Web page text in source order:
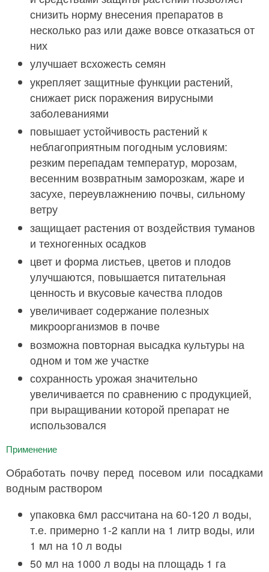
снизить норму внесения препаратов в
несколько раз или даже вовсе отказаться от
них
улучшает всхожесть семян
укрепляет защитные функции растений,
снижает риск поражения вирусными
заболеваниями
повышает устойчивость растений к
неблагоприятным погодным условиям:
резким перепадам температур, морозам,
весенним возвратным заморозкам, жаре и
засухе, переувлажнению почвы, сильному
ветру
защищает растения от воздействия туманов
и техногенных осадков
цвет и форма листьев, цветов и плодов
улучшаются, повышается питательная
ценность и вкусовые качества плодов
увеличивает содержание полезных
микроорганизмов в почве
возможна повторная высадка культуры на
одном и том же участке
сохранность урожая значительно
увеличивается по сравнению с продукцией,
при выращивании которой препарат не
использовался
Применение
Обработать почву перед посевом или посадками
водным раствором
упаковка 6мл рассчитана на 60-120 л воды,
т.е. примерно 1-2 капли на 1 литр воды, или
1 мл на 10 л воды
50 мл на 1000 л воды на площадь 1 га